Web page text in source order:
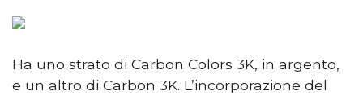
Ha uno strato di Carbon Colors 3K, in argento,
e un altro di Carbon 3K. L’incorporazione del